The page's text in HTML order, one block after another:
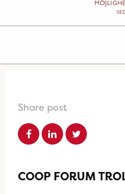
Share post
COOP FORUM